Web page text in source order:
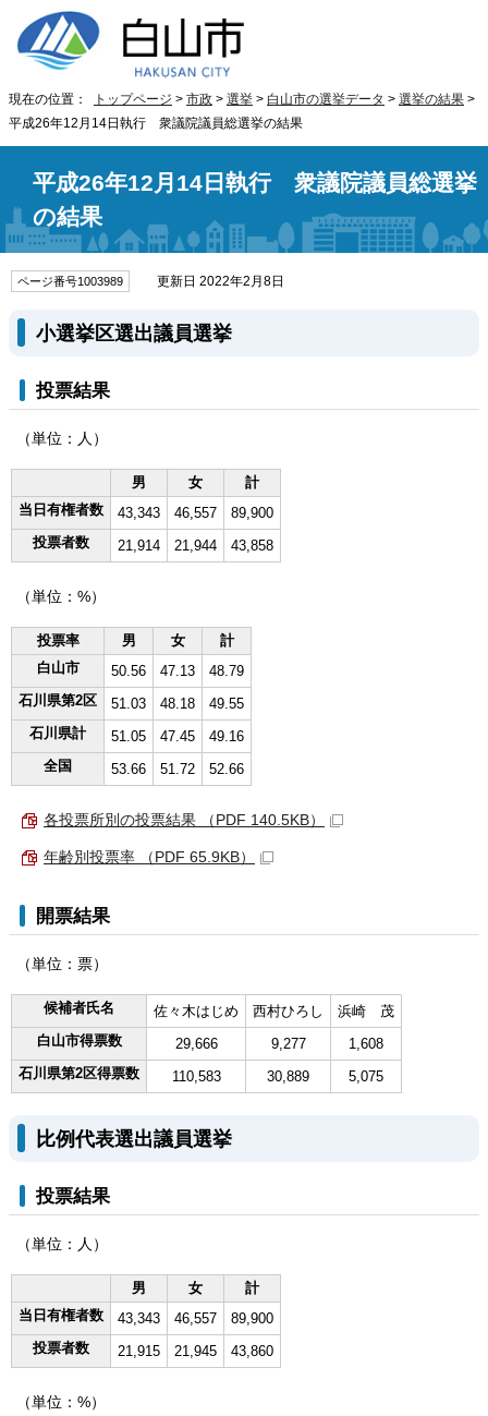
現在の位置： トップページ > 市政 > 選挙 > 白山市の選挙データ > 選挙の結果 >
平成26年12月14日執行 衆議院議員総選挙の結果
平成26年12月14日執行 衆議院議員総選挙
の結果
ページ番号1003989 更新日 2022年2月8日
小選挙区選出議員選挙
投票結果
（単位：人）
男 女
計
当日有権者数
43,343 46,557
89,900
投票者数
21,914 21,944 43,858
（単位：%）
投票率 男 女
計
白山市
50.56 47.13
48.79
石川県第2区
51.03 48.18
49.55
石川県計
51.05 47.45
49.16
全国
53.66 51.72 52.66
各投票所別の投票結果 （PDF 140.5KB）
年齢別投票率 （PDF 65.9KB）
開票結果
（単位：票）
候補者氏名 佐々木はじめ 西村ひろし
浜崎 茂
白山市得票数
29,666 9,277
1,608
石川県第2区得票数
110,583 30,889 5,075
比例代表選出議員選挙
投票結果
（単位：人）
男 女
計
当日有権者数
43,343 46,557
89,900
投票者数
21,915 21,945 43,860
（単位：%）